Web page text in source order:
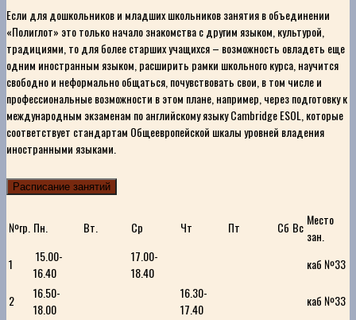
Если для дошкольников и младших школьников занятия в объединении
«Полиглот» это только начало знакомства с другим языком, культурой,
традициями, то для более старших учащихся – возможность овладеть еще
одним иностранным языком, расширить рамки школьного курса, научится
свободно и неформально общаться, почувствовать свои, в том числе и
профессиональные возможности в этом плане, например, через подготовку к
международным экзаменам по английскому языку Cambridge ESOL, которые
соответствует стандартам Общеевропейской шкалы уровней владения
иностранными языками.
Расписание занятий
№гр. Пн. Вт. Ср Чт Пт Сб Вс Место
зан.
1
15.00-
16.40
17.00-
18.40
каб №33
2
16.50-
18.00
16.30-
17.40
каб №33